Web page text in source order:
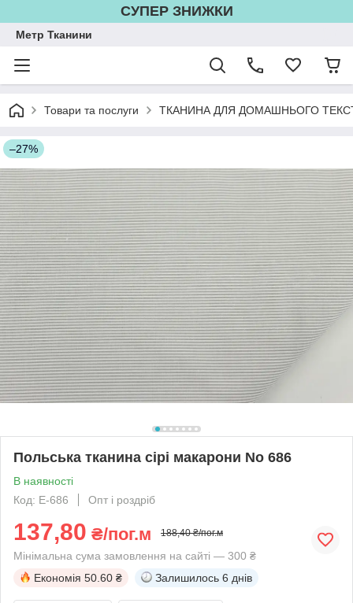
СУПЕР ЗНИЖКИ
Метр Тканини
Товари та послуги ТКАНИНА ДЛЯ ДОМАШНЬОГО
–27%
Польська тканина сірі макарони No 686
В наявності
Код: Е-686
Опт і роздріб
137,80 ₴/пог.м 188,40 ₴/пог.м
Мінімальна сума замовлення на сайті — 300 ₴
Економія 50.60 ₴ Залишилось 6 днів